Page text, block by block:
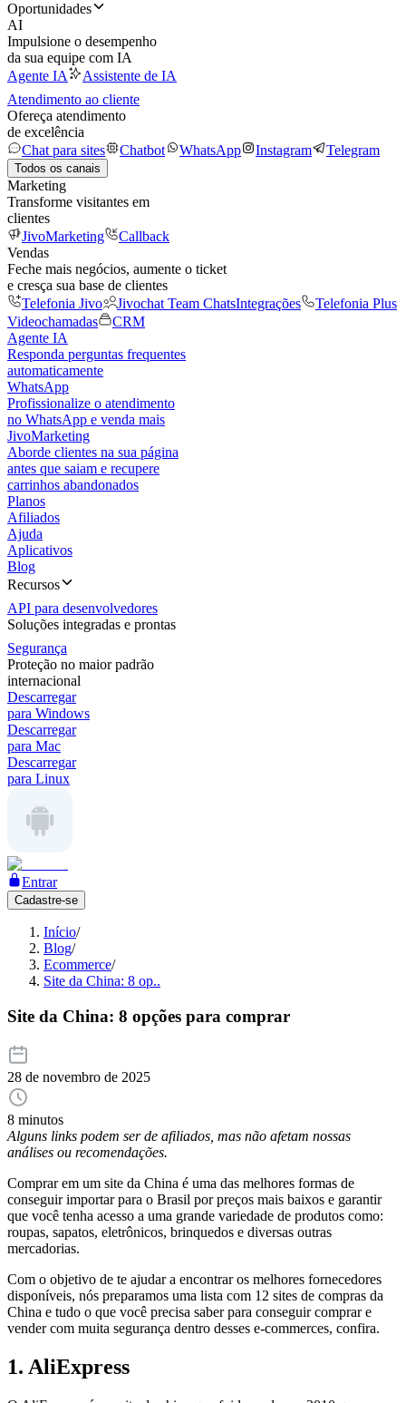
Oportunidades
AI
Impulsione o desempenho
da sua equipe com IA
Agente IA
Assistente de IA
Atendimento ao cliente
Ofereça atendimento
de excelência
Chat para sites
Chatbot WhatsApp Instagram Telegram
Todos os canais
Marketing
Transforme visitantes em
clientes
JivoMarketing
Callback
Vendas
Feche mais negócios, aumente o ticket
e cresça sua base de clientes
Telefonia Jivo
Jivochat Team ChatsIntegrações
Telefonia Plus
Videochamadas
CRM
Agente IA
Responda perguntas frequentes
automaticamente
WhatsApp
Profissionalize o atendimento
no WhatsApp e venda mais
JivoMarketing
Aborde clientes na sua página
antes que saiam e recupere
carrinhos abandonados
Planos
Afiliados
Ajuda
Aplicativos
Blog
Recursos
API para desenvolvedores
Soluções integradas e prontas
Segurança
Proteção no maior padrão
internacional
Descarregar
para Windows
Descarregar
para Mac
Descarregar
para Linux
Entrar
Cadastre-se
Início/
Blog/
Ecommerce/
Site da China: 8 op..
Site da China: 8 opções para comprar
28 de novembro de 2025
8 minutos
Alguns links podem ser de afiliados, mas não afetam nossas
análises ou recomendações.
Comprar em um site da China é uma das melhores formas de
conseguir importar para o Brasil por preços mais baixos e garantir
que você tenha acesso a uma grande variedade de produtos como:
roupas, sapatos, eletrônicos, brinquedos e diversas outras
mercadorias.
Com o objetivo de te ajudar a encontrar os melhores fornecedores
disponíveis, nós preparamos uma lista com 12 sites de compras da
China e tudo o que você precisa saber para conseguir comprar e
vender com muita segurança dentro desses e-commerces, confira.
1. AliExpress